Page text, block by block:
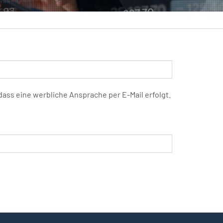
eine werbliche Ansprache per E-Mail erfolgt.